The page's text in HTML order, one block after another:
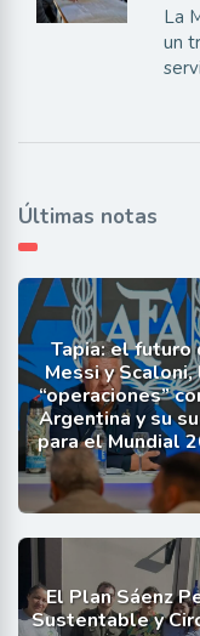
La
un
Últimas notas
Tapia: el futuro
Messi y Scaloni,
“operaciones”
Argentina y su
para el Mundial
El Plan Sáenz
Sustentable y